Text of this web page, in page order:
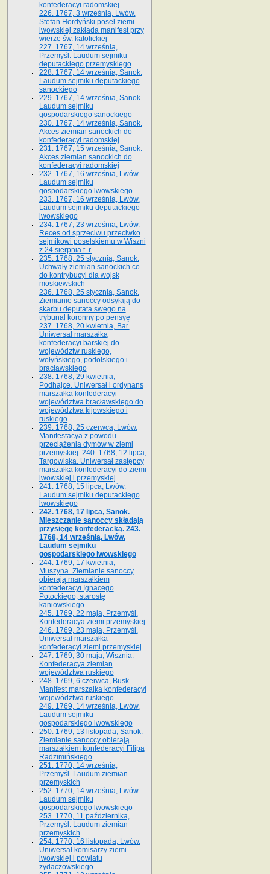
konfederacyi radomskiej
226. 1767, 3 września, Lwów.
Stefan Hordyński poseł ziemi
lwowskiej zakłada manifest przy
wierze św. ka­tolickiej
227. 1767, 14 września,
Przemyśl. Laudum sejmiku
deputackiego przemyskiego
228. 1767, 14 września, Sanok.
Laudum sejmiku deputackiego
sanockiego
229. 1767, 14 września, Sanok.
Laudum sejmiku
gospodarskiego sanockiego
230. 1767, 14 września, Sanok.
Akces ziemian sanockich do
konfederacyi radomskiej
231. 1767, 15 września, Sanok.
Akces ziemian sanockich do
konfederacyi radomskiej
232. 1767, 16 września, Lwów.
Laudum sejmiku
gospodarskiego lwowskiego
233. 1767, 16 września, Lwów.
Laudum sejmiku deputackiego
lwowskiego
234. 1767, 23 września, Lwów.
Reces od sprzeciwu przeciwko
sejmikowi poselskiemu w Wiszni
z 24 sierpnia t. r.
235. 1768, 25 stycznia, Sanok.
Uchwały ziemian sanockich co
do kontrybucyi dla wojsk
moskiewskich
236. 1768, 25 stycznia, Sanok.
Ziemianie sanoccy odsyłają do
skarbu deputata swego na
trybunał koronny po pensyę
237. 1768, 20 kwietnia, Bar.
Uniwersał marszałka
konfederacyi barskiej do
województw ruskiego,
wołyńskiego, podolskiego i
bracławskiego
238. 1768, 29 kwietnia,
Podhajce. Uniwersał i ordynans
marszałka konfederacyi
województwa bracławskiego do
wo­jewództwa kijowskiego i
ruskiego
239. 1768, 25 czerwca, Lwów.
Manifestacya z powodu
przeciążenia dymów w ziemi
przemyskiej. 240. 1768, 12 lipca,
Targowiska. Uniwersał zastępcy
marszałka konfederacyi do ziemi
lwowskiej i przemyskiej
241. 1768, 15 lipca, Lwów.
Laudum sejmiku deputackiego
lwowskiego
242. 1768, 17 lipca, Sanok.
Mieszczanie sanoccy składają
przysięgę konfederacką. 243.
1768, 14 września, Lwów.
Laudum sejmiku
gospodarskiego lwowskiego
244. 1769, 17 kwietnia,
Muszyna. Ziemianie sanoccy
obierają marszałkiem
konfederacyi Ignacego
Potockiego, starostę
kaniowskiego
245. 1769, 22 maja, Przemyśl.
Konfederacya ziemi przemyskiej
246. 1769, 23 maja, Przemyśl.
Uniwersał marszałka
konfederacyi ziemi przemyskiej
247. 1769, 30 maja, Wisznia.
Konfederacya ziemian
województwa ruskiego
248. 1769, 6 czerwca, Busk.
Manifest marszałka konfederacyi
województwa ruskiego
249. 1769, 14 września, Lwów.
Laudum sejmiku
gospodarskiego lwowskiego
250. 1769, 13 listopada, Sanok.
Ziemianie sanoccy obierają
marszałkiem konfederacyi Filipa
Radzimińskiego
251. 1770, 14 września,
Przemyśl. Laudum ziemian
przemyskich
252. 1770, 14 września, Lwów.
Laudum sejmiku
gospodarskiego lwowskiego
253. 1770, 11 października,
Przemyśl. Laudum ziemian
przemyskich
254. 1770, 16 listopada, Lwów.
Uniwersał komisarzy ziemi
lwowskiej i powiatu
żydaczowskiego